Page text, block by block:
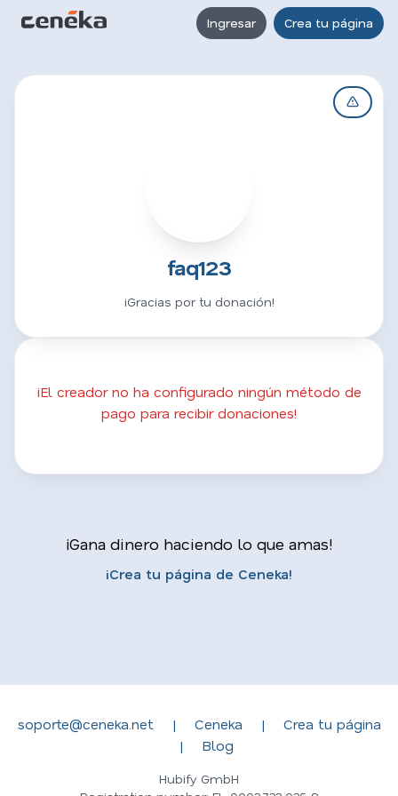
Ingresar Crea tu página
faq123
¡Gracias por tu donación!
¡El creador no ha configurado ningún método de
pago para recibir donaciones!
¡Gana dinero haciendo lo que amas!
¡Crea tu página de Ceneka!
soporte@ceneka.net | Ceneka |
Crea tu página
|
Blog
Hubify GmbH